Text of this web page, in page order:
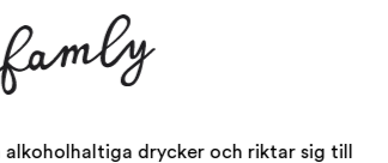
Kork
Ugni Blanc 13%
Grenache 54%
drycker och riktar sig till